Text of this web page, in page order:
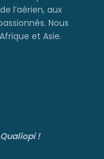
l’aérien, aux
Nous
et Asie.
!